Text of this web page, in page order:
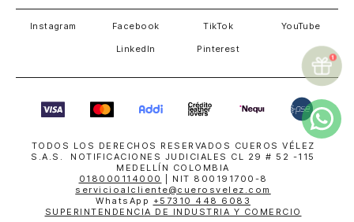
Instagram Facebook TikTok YouTube
LinkedIn Pinterest
TODOS LOS DERECHOS RESERVADOS CUEROS VÉLEZ
S.A.S. NOTIFICACIONES JUDICIALES CL 29 # 52 -115
MEDELLÍN COLOMBIA
018000114000
| NIT 800191700-8
servicioalcliente@cuerosvelez.com
WhatsApp +57310 448 6083
SUPERINTENDENCIA DE INDUSTRIA Y COMERCIO